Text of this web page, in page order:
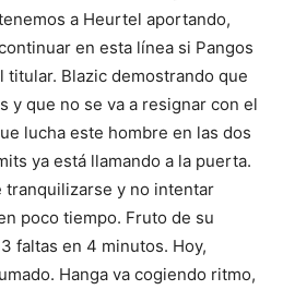
a Heurtel aportando,
en esta línea si Pangos
titular. Blazic demostrando que
y que no se va a resignar con el
lucha este hombre en las dos
ya está llamando a la puerta.
tranquilizarse y no intentar
poco tiempo. Fruto de su
faltas en 4 minutos. Hoy,
Hanga va cogiendo ritmo,